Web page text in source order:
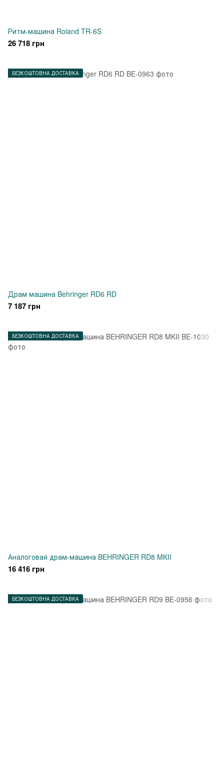
Ритм-машина Roland TR-6S
26 718 грн
БЕЗКОШТОВНА ДОСТАВКА
Драм машина Behringer RD6 RD
7 187 грн
БЕЗКОШТОВНА ДОСТАВКА
Аналоговая драм-машина BEHRINGER RD8 MKII
16 416 грн
БЕЗКОШТОВНА ДОСТАВКА